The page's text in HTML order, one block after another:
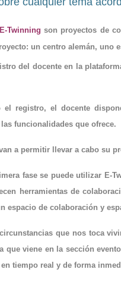
E-Twinning son proyectos de
un centro alemán, uno
del docente en la
el registro, el docente
funcionalidades que ofrece.
a permitir llevar a cabo su
fase se puede utilizar E-
herramientas de
espacio de colaboración y
que nos toca
que viene en la sección
tiempo real y de forma